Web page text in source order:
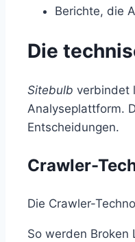
Berichte, die
Die
Sitebulb verbindet
Analyseplattform.
Entscheidungen.
Crawler-
Die Crawler-
So werden Broken